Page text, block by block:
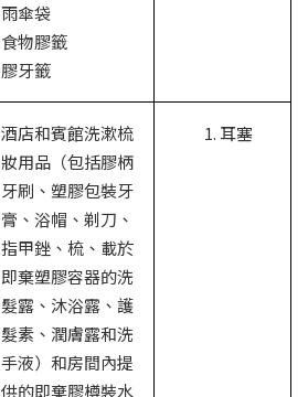
雨傘袋
食物膠籤
膠牙籤
酒店和賓館洗漱梳
妝用品（包括膠柄
牙刷、塑膠包裝牙
膏、浴帽、剃刀、
指甲銼、梳、載於
即棄塑膠容器的洗
髮露、沐浴露、護
髮素、潤膚露和洗
手液）和房間內提
供的即棄膠樽裝水
耳塞